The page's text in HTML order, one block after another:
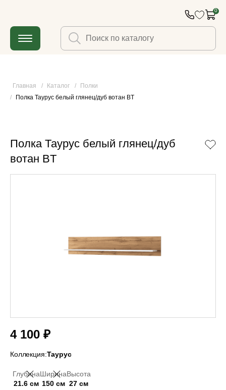
0
Главная / Каталог /
Полки
/
Полка Таурус белый глянец/дуб вотан BT
Полка Таурус белый глянец/дуб
вотан BT
4 100 ₽
Коллекция:Таурус
Глубина
21.6 см
Ширина
150 см
Высота
27 см